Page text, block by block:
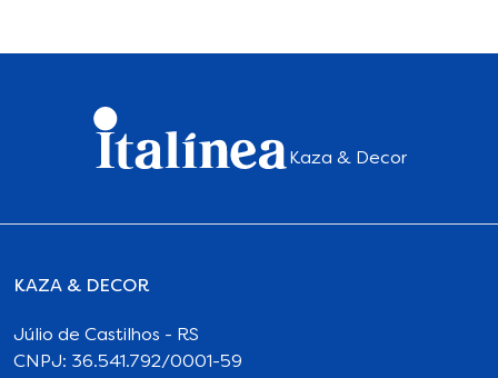
Kaza & Decor
KAZA & DECOR
Júlio de Castilhos - RS
CNPJ: 36.541.792/0001-59